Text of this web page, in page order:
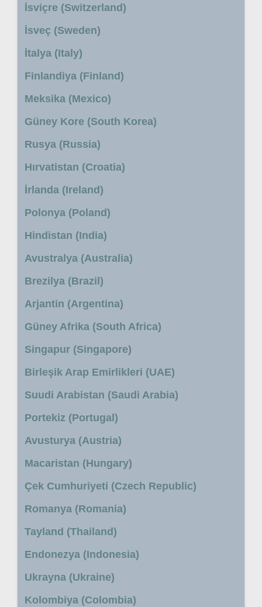
İsviçre (Switzerland)
İsveç (Sweden)
İtalya (Italy)
Finlandiya (Finland)
Meksika (Mexico)
Güney Kore (South Korea)
Rusya (Russia)
Hırvatistan (Croatia)
İrlanda (Ireland)
Polonya (Poland)
Hindistan (India)
Avustralya (Australia)
Brezilya (Brazil)
Arjantin (Argentina)
Güney Afrika (South Africa)
Singapur (Singapore)
Birleşik Arap Emirlikleri (UAE)
Suudi Arabistan (Saudi Arabia)
Portekiz (Portugal)
Avusturya (Austria)
Macaristan (Hungary)
Çek Cumhuriyeti (Czech Republic)
Romanya (Romania)
Tayland (Thailand)
Endonezya (Indonesia)
Ukrayna (Ukraine)
Kolombiya (Colombia)